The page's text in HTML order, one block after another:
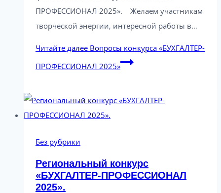
ПРОФЕССИОНАЛ 2025». Желаем участникам
творческой энергии, интересной работы в…
Читайте далее Вопросы конкурса «БУХГАЛТЕР-
ПРОФЕССИОНАЛ 2025»
Без рубрики
Региональный конкурс
«БУХГАЛТЕР-ПРОФЕССИОНАЛ
2025».